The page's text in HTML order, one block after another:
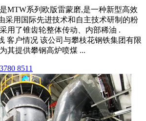
MTW系列欧版雷蒙磨,是一种新型高效
采用国际先进技术和自主技术研制的粉
用了锥齿轮整体传动、内部稀油 .
客户情况 该公司与攀枝花钢铁集团有限
其提供攀钢高炉喷煤 ...
8511